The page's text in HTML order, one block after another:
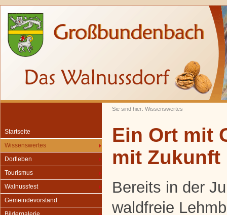
Sie sind hier: Wissenswertes
Startseite
Wissenswertes
Dorfleben
Tourismus
Walnussfest
Gemeindevorstand
Ein Ort mit
mit Zukunft
Bereits in der
waldfreie